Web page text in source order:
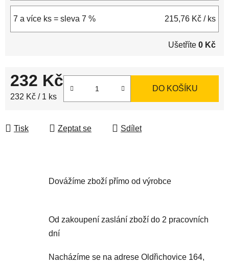
7 a více ks = sleva 7 % 215,76 Kč / ks
Ušetříte 0 Kč
232 Kč
Měrná cena:
232 Kč / 1 ks
DO KOŠÍKU
Tisk Zeptat se Sdílet
Dovážíme zboží přímo od výrobce
Od zakoupení zaslání zboží do 2 pracovních
dní
Nacházíme se na adrese Oldřichovice 164,